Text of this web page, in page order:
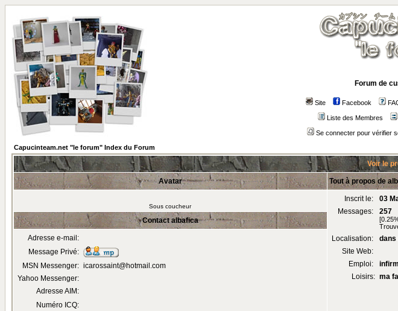
Forum de
Site Facebook
Liste des Membres
Se connecter pour vérifier
Capucinteam.net "le forum" Index du Forum
Voir le
Avatar Tout à propos de
Sous coucheur
Inscrit le:
03
Messages:
257
Localisation:
dans
Site Web:
Emploi:
Loisirs: ma
Contact albafica
Adresse e-mail:
Message Privé:
MSN Messenger: icarossaint@hotmail.com
Yahoo Messenger:
Adresse AIM:
Numéro ICQ: